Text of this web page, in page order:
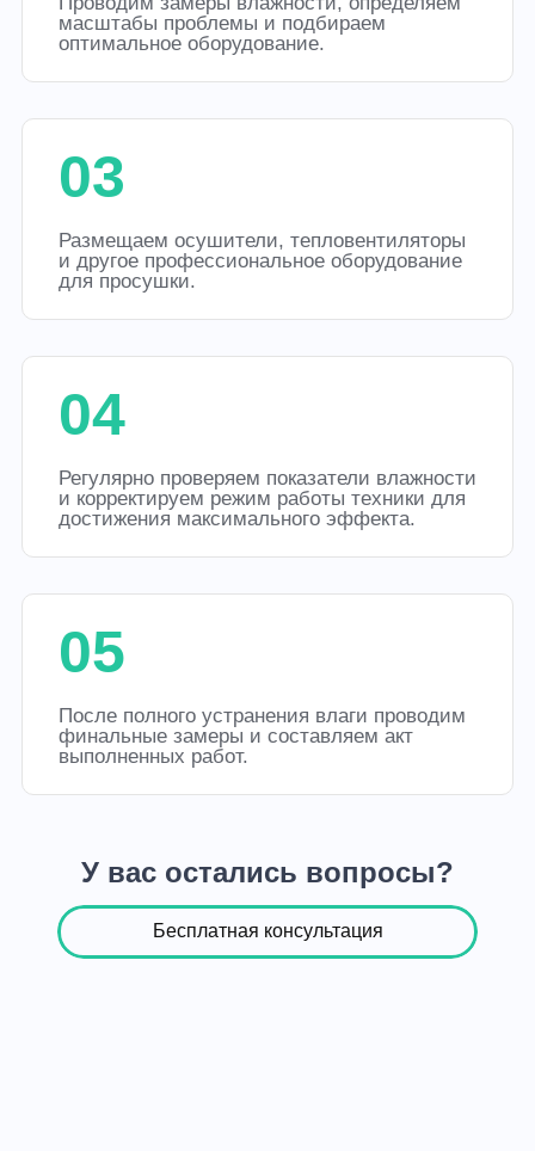
масштабы проблемы и подбираем
оптимальное оборудование.
03
Размещаем осушители, тепловентиляторы
и другое профессиональное оборудование
для просушки.
04
Регулярно проверяем показатели влажности
и корректируем режим работы техники для
достижения максимального эффекта.
05
После полного устранения влаги проводим
финальные замеры и составляем акт
выполненных работ.
У вас остались вопросы?
Бесплатная консультация